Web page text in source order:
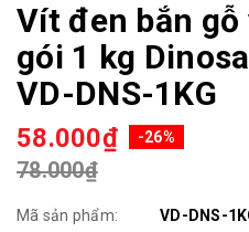
Vít đen bắn
gói 1 kg
VD-DNS-1KG
58.000₫ -26%
78.000₫
Mã sản phẩm:
VD-DNS-